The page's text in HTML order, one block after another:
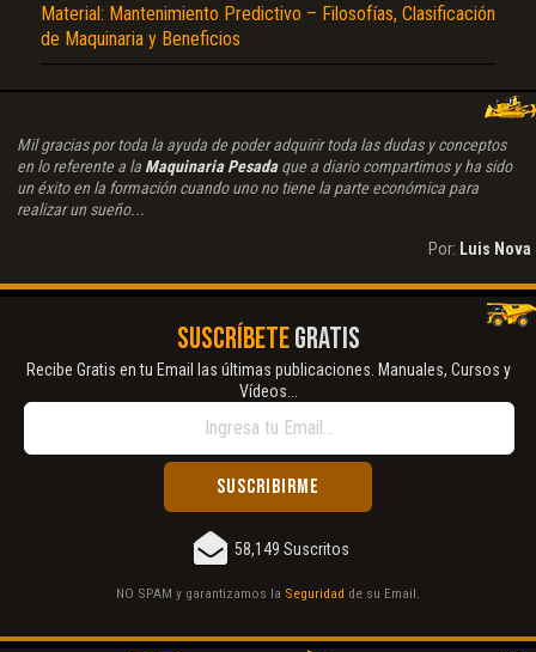
Material: Mantenimiento Predictivo – Filosofías, Clasificación
de Maquinaria y Beneficios
Mil gracias por toda la ayuda de poder adquirir toda las dudas y conceptos
en lo referente a la Maquinaria Pesadaque a diario compartimos y ha sido
un éxito en la formación cuando uno no tiene la parte económica para
realizar un sueño...
Por: Luis Nova
SUSCRÍBETEGRATIS
Recibe Gratis en tu Email las últimas publicaciones. Manuales, Cursos y
Vídeos...
58,149 Suscritos
NO SPAM y garantizamos la Seguridad de su Email.